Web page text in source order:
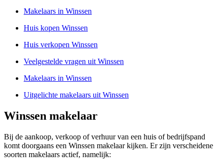
Makelaars in Winssen
Huis kopen Winssen
Huis verkopen Winssen
Veelgestelde vragen uit Winssen
Makelaars in Winssen
Uitgelichte makelaars uit Winssen
Winssen makelaar
Bij de aankoop, verkoop of verhuur van een huis of bedrijfspand
komt doorgaans een Winssen makelaar kijken. Er zijn verscheidene
soorten makelaars actief, namelijk: